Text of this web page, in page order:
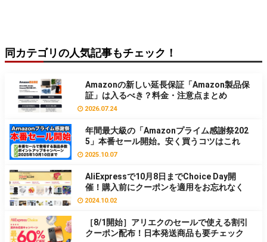
同カテゴリの人気記事もチェック！
Amazonの新しい延長保証「Amazon製品保
証」は入るべき？料金・注意点まとめ
2026.07.24
年間最大級の「Amazonプライム感謝祭202
5」本番セール開始。安く買うコツはこれ
2025.10.07
AliExpressで10月8日までChoice Day開
催！購入前にクーポンを適用をお忘れなく
2024.10.02
［8/1開始］アリエクのセールで使える割引
クーポン配布！日本発送商品も要チェック